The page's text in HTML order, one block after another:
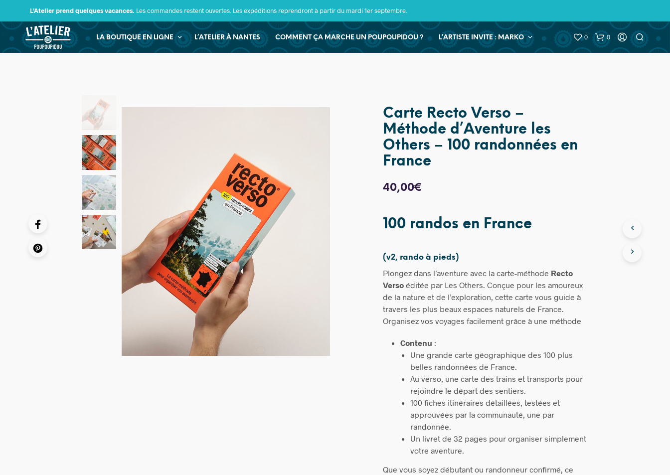
L’Atelier prend quelques vacances. Les commandes restent ouvertes. Les expéditions reprendront à partir du mardi 1er septembre.
LA BOUTIQUE EN LIGNE L’ATELIER À NANTES COMMENT ÇA MARCHE UN POUPOUPIDOU ? L’ARTISTE INVITE : MARKO 0 0
Carte Recto Verso –
Méthode d’Aventure les
Others – 100 randonnées en
France
40,00€
100 randos en France
(v2, rando à pieds)
Plongez dans l’aventure avec la carte-méthode Recto
Verso éditée par Les Others. Conçue pour les amoureux
de la nature et de l’exploration, cette carte vous guide à
travers les plus beaux espaces naturels de France.
Organisez vos voyages facilement grâce à une méthode
Contenu :
Une grande carte géographique des 100 plus
belles randonnées de France.
Au verso, une carte des trains et transports pour
rejoindre le départ des sentiers.
100 fiches itinéraires détaillées, testées et
approuvées par la communauté, une par
randonnée.
Un livret de 32 pages pour organiser simplement
votre aventure.
Que vous soyez débutant ou randonneur confirmé, ce